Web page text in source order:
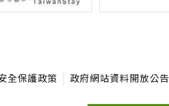
全保護政策 政府網站資料開放公告